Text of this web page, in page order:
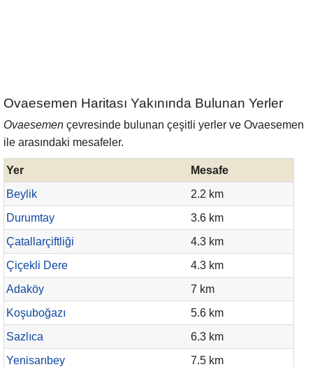
Ovaesemen Haritası Yakınında Bulunan Yerler
Ovaesemen çevresinde bulunan çeşitli yerler ve Ovaesemen
ile arasındaki mesafeler.
Yer
Mesafe
Beylik
2.2 km
Durumtay
3.6 km
Çatallarçiftliği
4.3 km
Çiçekli Dere
4.3 km
Adaköy
7 km
Koşuboğazı
5.6 km
Sazlıca
6.3 km
Yenisarıbey
7.5 km